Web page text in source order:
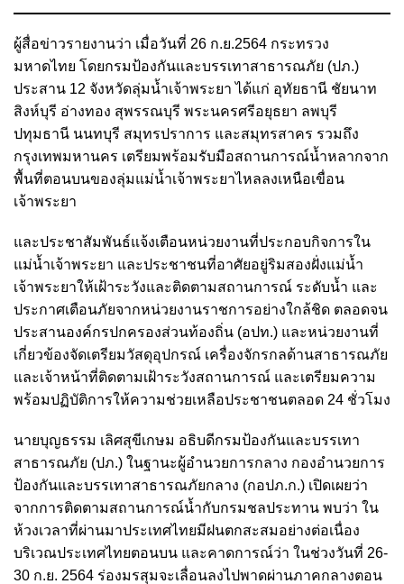
ผู้สื่อข่าวรายงานว่า เมื่อวันที่ 26 ก.ย.2564 กระทรวง
มหาดไทย โดยกรมป้องกันและบรรเทาสาธารณภัย (ปภ.)
ประสาน 12 จังหวัดลุ่มน้ำเจ้าพระยา ได้แก่ อุทัยธานี ชัยนาท
สิงห์บุรี อ่างทอง สุพรรณบุรี พระนครศรีอยุธยา ลพบุรี
ปทุมธานี นนทบุรี สมุทรปราการ และสมุทรสาคร รวมถึง
กรุงเทพมหานคร เตรียมพร้อมรับมือสถานการณ์น้ำหลากจาก
พื้นที่ตอนบนของลุ่มแม่น้ำเจ้าพระยาไหลลงเหนือเขื่อน
เจ้าพระยา
และประชาสัมพันธ์แจ้งเตือนหน่วยงานที่ประกอบกิจการใน
แม่น้ำเจ้าพระยา และประชาชนที่อาศัยอยู่ริมสองฝั่งแม่น้ำ
เจ้าพระยาให้เฝ้าระวังและติดตามสถานการณ์ ระดับน้ำ และ
ประกาศเตือนภัยจากหน่วยงานราชการอย่างใกล้ชิด ตลอดจน
ประสานองค์กรปกครองส่วนท้องถิ่น (อปท.) และหน่วยงานที่
เกี่ยวข้องจัดเตรียมวัสดุอุปกรณ์ เครื่องจักรกลด้านสาธารณภัย
และเจ้าหน้าที่ติดตามเฝ้าระวังสถานการณ์ และเตรียมความ
พร้อมปฏิบัติการให้ความช่วยเหลือประชาชนตลอด 24 ชั่วโมง
นายบุญธรรม เลิศสุขีเกษม อธิบดีกรมป้องกันและบรรเทา
สาธารณภัย (ปภ.) ในฐานะผู้อำนวยการกลาง กองอำนวยการ
ป้องกันและบรรเทาสาธารณภัยกลาง (กอปภ.ก.) เปิดเผยว่า
จากการติดตามสถานการณ์น้ำกับกรมชลประทาน พบว่า ใน
ห้วงเวลาที่ผ่านมาประเทศไทยมีฝนตกสะสมอย่างต่อเนื่อง
บริเวณประเทศไทยตอนบน และคาดการณ์ว่า ในช่วงวันที่ 26-
30 ก.ย. 2564 ร่องมรสุมจะเลื่อนลงไปพาดผ่านภาคกลางตอน